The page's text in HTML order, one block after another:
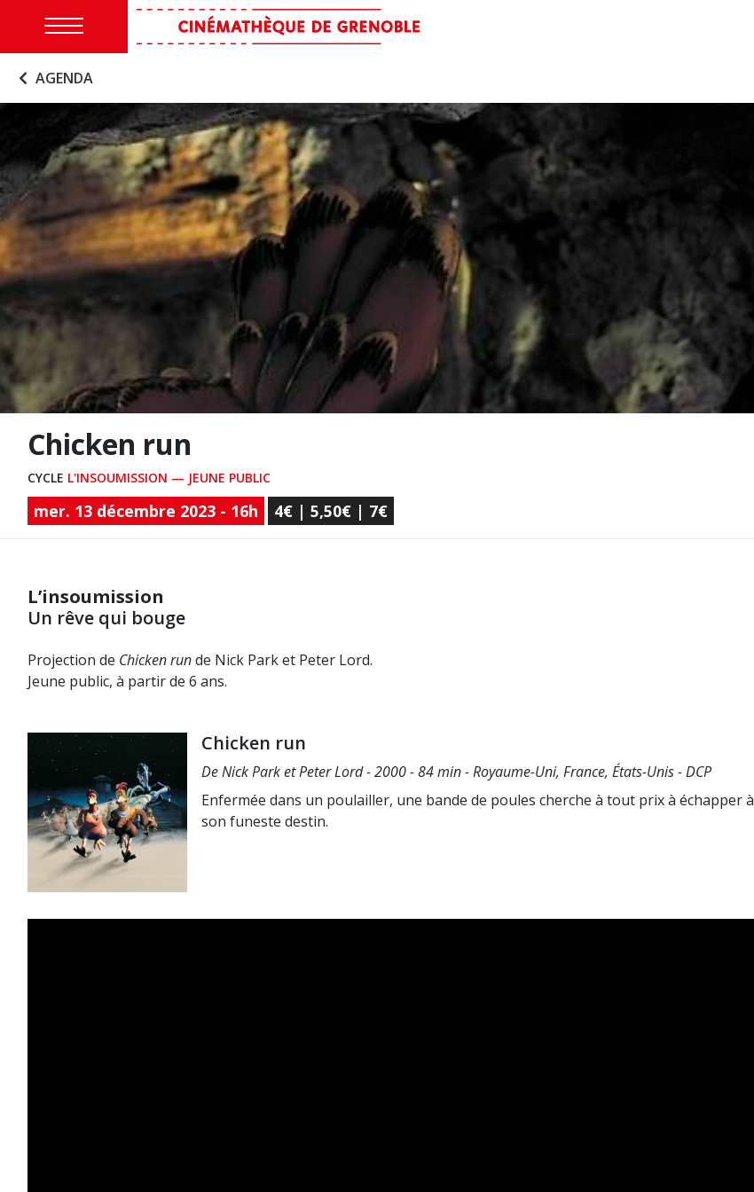
AGENDA
Chicken run
CYCLE L'INSOUMISSION — JEUNE PUBLIC
mer. 13 décembre 2023 - 16h 4€ | 5,50€ | 7€
L’insoumission
Un rêve qui bouge
Projection de Chicken runde Nick Park et Peter Lord.
Jeune public, à partir de 6 ans.
Chicken run
De Nick Park et Peter Lord - 2000 - 84 min - Royaume-Uni, France, États-Unis - DCP
Enfermée dans un poulailler, une bande de poules cherche à tout prix à échapper à
son funeste destin.